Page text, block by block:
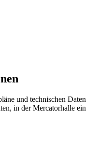
und technischen Daten
in der Mercatorhalle ein